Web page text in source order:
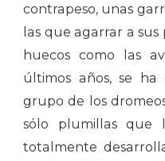
contrapeso, unas
las que agarrar a sus
huecos como las
últimos años, se
grupo de los
sólo plumillas que
totalmente